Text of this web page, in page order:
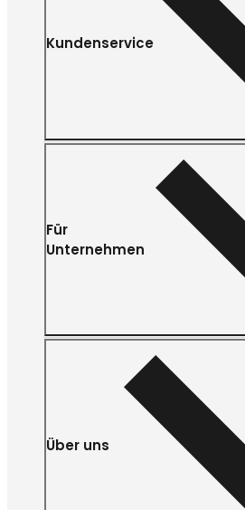
Kundenservice
Für
Unternehmen
Über uns